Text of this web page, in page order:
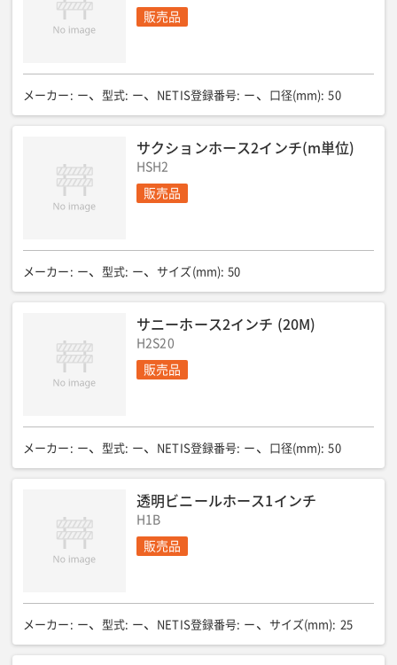
販売品
メーカー : ー 型式: ー NETIS登録番号: ー 口径(mm): 50
サクションホース2インチ(m単位)
HSH2
販売品
メーカー : ー 型式: ー サイズ(mm): 50
サニーホース2インチ (20M)
H2S20
販売品
メーカー : ー 型式: ー NETIS登録番号: ー 口径(mm): 50
透明ビニールホース1インチ
H1B
販売品
メーカー : ー 型式: ー NETIS登録番号: ー サイズ(mm): 25